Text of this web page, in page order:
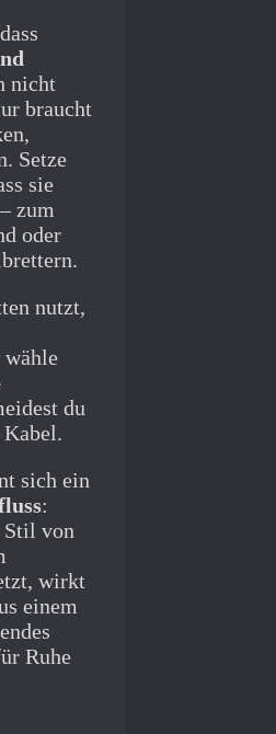
nicht
braucht
Setze
sie
zum
oder
nutzt,
wähle
du
sich ein
:
Stil von
wirkt
einem
Ruhe